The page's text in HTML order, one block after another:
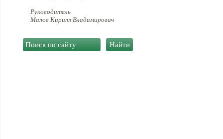
Руководитель
Малов Кирилл Владимирович